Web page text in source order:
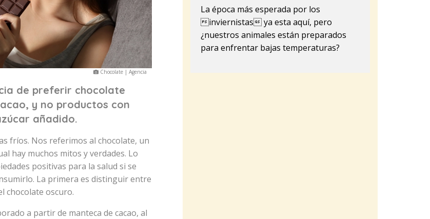
Chocolate | Agencia
de preferir chocolate
y no productos con
añadido.
fríos. Nos referimos al chocolate, un
hay muchos mitos y verdades. Lo
positivas para la salud si se
La primera es distinguir entre
chocolate oscuro.
a partir de manteca de cacao, al
La época más esperada por los
inviernistas ya esta aquí, pero
¿nuestros animales están preparados
para enfrentar bajas temperaturas?